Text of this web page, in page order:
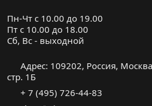
Пн-Чт с 10.00 до 19.00
Пт с 10.00 до 18.00
Cб, Вс - выходной
Адрес: 109202, Россия,
стр. 1Б
+ 7 (495) 726-44-83